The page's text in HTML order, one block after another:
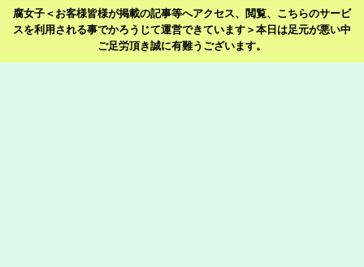
腐女子＜お客様皆様が掲載の記事等へアクセス、閲覧、こちらのサービ
スを利用される事でかろうじて運営できています＞本日は足元が悪い中
ご足労頂き誠に有難うございます。